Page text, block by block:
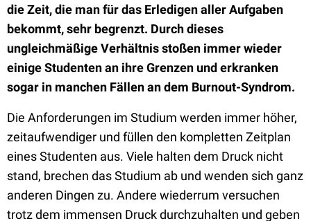
die Zeit, die man für das Erledigen aller Aufgaben
bekommt, sehr begrenzt. Durch dieses
ungleichmäßige Verhältnis stoßen immer wieder
einige Studenten an ihre Grenzen und erkranken
sogar in manchen Fällen an dem Burnout-Syndrom.
Die Anforderungen im Studium werden immer höher,
zeitaufwendiger und füllen den kompletten Zeitplan
eines Studenten aus. Viele halten dem Druck nicht
stand, brechen das Studium ab und wenden sich ganz
anderen Dingen zu. Andere wiederrum versuchen
trotz dem immensen Druck durchzuhalten und geben